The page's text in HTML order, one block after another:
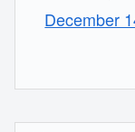
December